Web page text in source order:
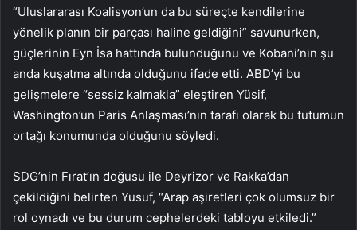
“Uluslararası Koalisyon’un da bu süreçte kendilerine
yönelik planın bir parçası haline geldiğini” savunurken,
güçlerinin Eyn İsa hattında bulunduğunu ve Kobani’nin şu
anda kuşatma altında olduğunu ifade etti. ABD’yi bu
gelişmelere “sessiz kalmakla” eleştiren Yüsif,
Washington’un Paris Anlaşması’nın tarafı olarak bu tutumun
ortağı konumunda olduğunu söyledi.
SDG’nin Fırat’ın doğusu ile Deyrizor ve Rakka’dan
çekildiğini belirten Yusuf, “Arap aşiretleri çok olumsuz bir
rol oynadı ve bu durum cephelerdeki tabloyu etkiledi.”